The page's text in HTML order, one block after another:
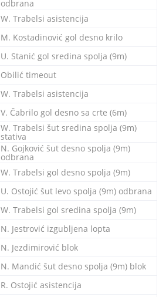
odbrana
W. Trabelsi asistencija
M. Kostadinović gol desno krilo
U. Stanić gol sredina spolja (9m)
Obilić timeout
W. Trabelsi asistencija
V. Čabrilo gol desno sa crte (6m)
W. Trabelsi šut sredina spolja (9m)
stativa
N. Gojković šut desno spolja (9m)
odbrana
W. Trabelsi gol desno spolja (9m)
U. Ostojić šut levo spolja (9m) odbrana
W. Trabelsi gol sredina spolja (9m)
N. Jestrović izgubljena lopta
N. Jezdimirović blok
N. Mandić šut desno spolja (9m) blok
R. Ostojić asistencija